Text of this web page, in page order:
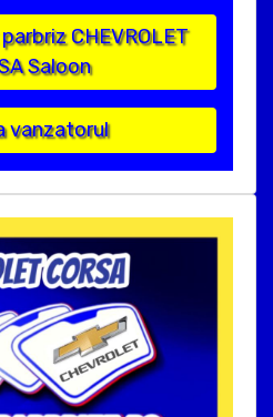
CHEVROLET
Saloon
vanzatorul